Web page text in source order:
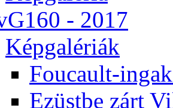
- 2017
Kép­ga­lé­ri­ák
Fo­u­ca­ult-
Ezüst­be zárt